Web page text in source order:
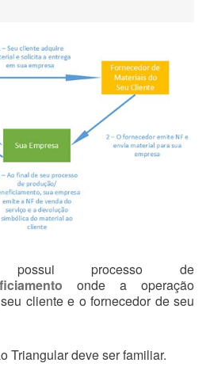
possui processo de
onde a operação
cliente e o fornecedor de seu
Triangular deve ser familiar.